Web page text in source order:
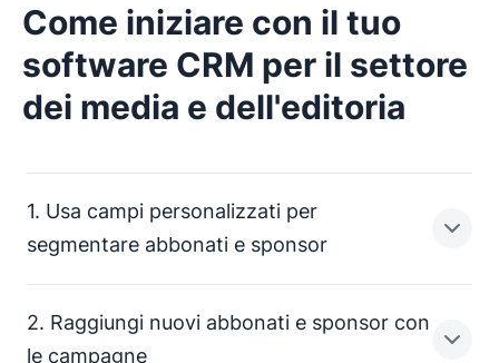
Come iniziare con il tuo
software CRM per il settore
dei media e dell'editoria
1. Usa campi personalizzati per
segmentare abbonati e sponsor
I tuoi membri vanno dai fan agli abbonati fino agli
2. Raggiungi nuovi abbonati e sponsor con
le campagne